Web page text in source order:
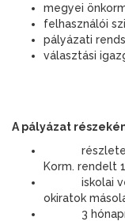
megyei
felhasználói
pályázati
választási
A pályázat
részletes
Korm. rendelt
iskolai
okiratok
3 hónapnál